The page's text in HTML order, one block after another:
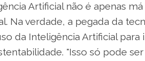
Artificial não é apenas
Na verdade, a pegada da
da Inteligência Artificial para
"Isso só pode